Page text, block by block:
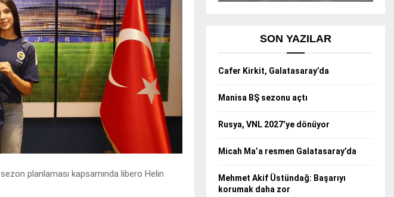
planlaması kapsamında libero Helin
SON YAZILAR
Cafer Kirkit, Galatasaray’da
Manisa BŞ sezonu açtı
Rusya, VNL 2027’ye dönüyor
Micah Ma’a resmen Galatasaray’da
Mehmet Akif Üstündağ: Başarıyı
korumak daha zor